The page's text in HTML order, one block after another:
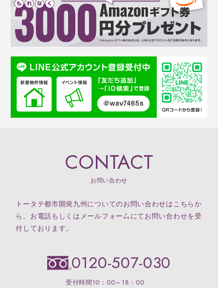
CONTACT
お問い合わせ
トータテ都市開発九州についてのお問い合わせはこちらか
ら。お電話もしくはメールフォー厶にてお問い合わせを受
付しております。
0120-507-030
受付時間10：00～18：00